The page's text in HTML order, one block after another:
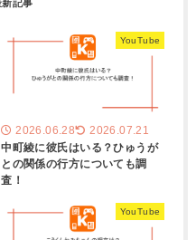
YouTube
2026.06.28 2026.07.21
中町綾に彼氏はいる？ひゅうが
との関係の行方についても調
査！
YouTube